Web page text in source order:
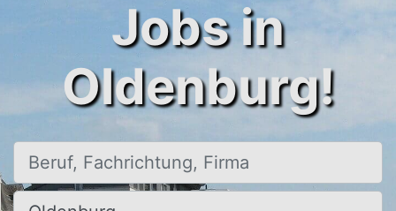
Jobs in
Oldenburg!
Beruf, Fachrichtung, Firma
Ort, Stadt